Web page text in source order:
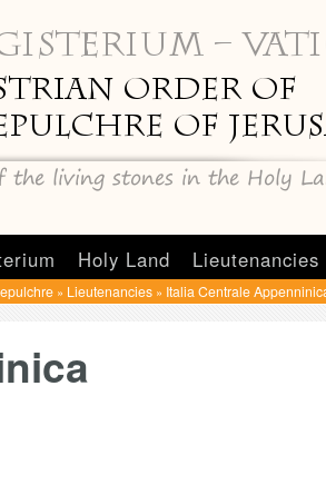
Holy Land Lieutenancies
» Lieutenancies » Italia Centrale